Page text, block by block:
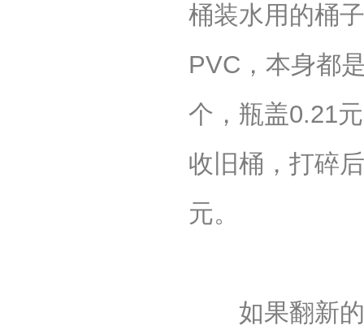
桶装水用的桶
PVC，本身都
个，瓶盖0.21
收旧桶，打碎
元。
如果翻新的